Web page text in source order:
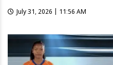
July 31, 2026 | 11:56 AM